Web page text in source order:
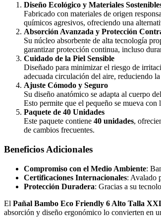
Diseño Ecológico y Materiales
Fabricado con materiales de origen
químicos agresivos, ofreciendo una
Absorción Avanzada y Protección
Su núcleo absorbente de alta tecnología
garantizar protección continua, incluso
Cuidado de la Piel Sensible
Diseñado para minimizar el riesgo de
adecuada circulación del aire, reduciendo
Ajuste Cómodo y Seguro
Su diseño anatómico se adapta al cuerpo
Esto permite que el pequeño se mueva
Paquete de 40 Unidades
Este paquete contiene 40 unidades,
de cambios frecuentes.
Beneficios Adicionales
Compromiso con el Medio Ambiente:
Certificaciones Internacionales: Avalado
Protección Duradera: Gracias a su
El Pañal Bambo Eco Friendly 6 Alto Talla
absorción y diseño ergonómico lo convierten en